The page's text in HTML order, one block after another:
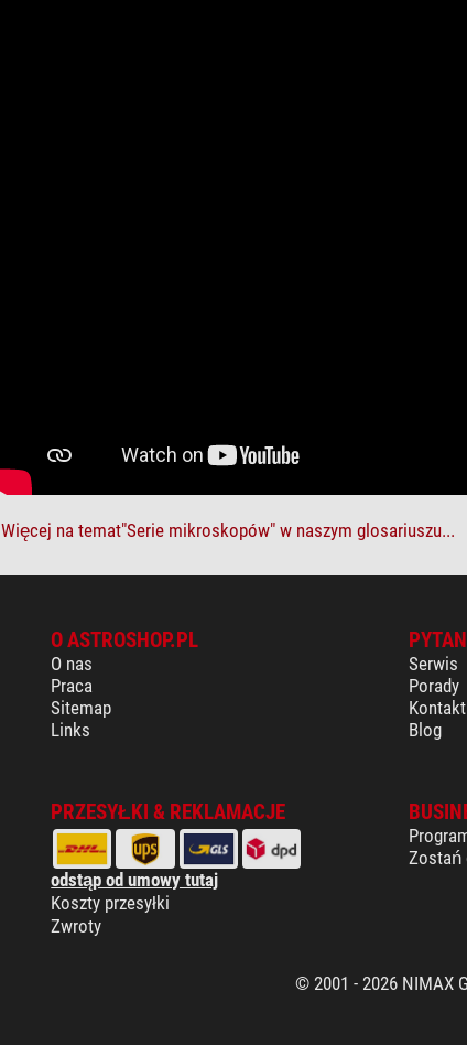
Więcej na temat"Serie mikroskopów" w naszym glosariuszu...
O ASTROSHOP.PL
O nas
Praca
Sitemap
Links
Serwis
Porady
Kontakt
Blog
PRZESYŁKI & REKLAMACJE
odstąp od umowy tutaj
Koszty przesyłki
Zwroty
Zostań
© 2001 - 2026 NIMAX